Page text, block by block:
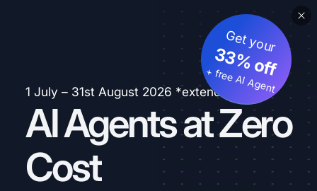
1 July – 31st August 2026 *extended
AI Agents at Zero
Cost
Get your
33% off
+ free AI Agent